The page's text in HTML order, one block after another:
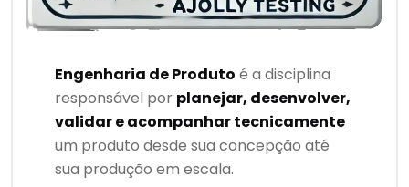
Engenharia de Produto é a disciplina
responsável por planejar, desenvolver,
validar e acompanhar tecnicamente
um produto desde sua concepção até
sua produção em escala.